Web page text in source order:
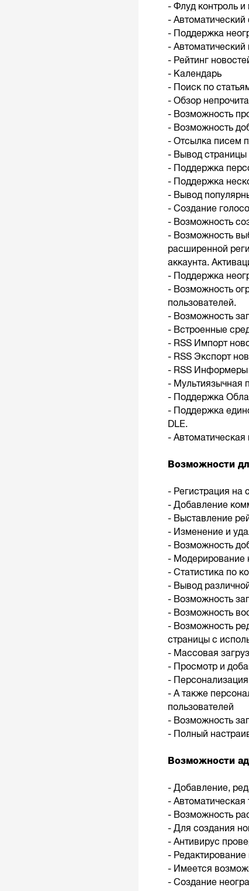
- Флуд контроль
-
- Поддержка
-
- Рейтинг
- Календарь
- Поиск по
- Обзор
- Возможность
- Возможность
- Отсылка писем
- Вывод страницы
- Поддержка
- Поддержка
- Вывод
- Создание
- Возможность
- Возможность
расширенной
аккаунта.
- Поддержка
- Возможность
пользователей.
- Возможность
- Встроенные
- RSS Импорт
- RSS Экcпорт
- RSS Информеры
- Мультиязычная
- Поддержка
- Поддержка
DLE.
-
Возможности
- Регистрация на
- Добавление
- Выставление
- Изменение и
- Возможность
- Модерирование
- Статистика по
- Вывод
- Возможность
- Возможность
- Возможность
страницы с
- Массовая
- Просмотр и
-
- А также
пользователей
- Возможность
- Полный
Возможности
- Добавление,
- Автоматическая
- Возможность
- Для создания
- Антивирус
- Редактирование
- Имеется
- Создание